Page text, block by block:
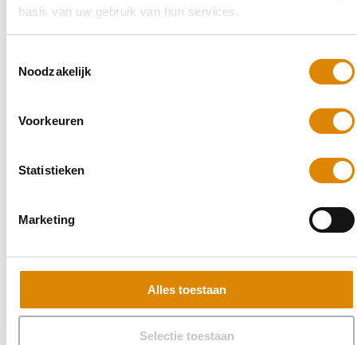
basis van uw gebruik van hun services.
Noodzakelijk
Voorkeuren
Statistieken
Marketing
Alles toestaan
Selectie toestaan